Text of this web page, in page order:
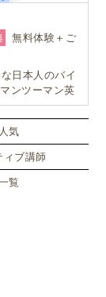
す家庭もた
ば、家族や親
びをしたり、
びりと過ご
2割が外国か
無料体験＋ご
日本人のバイ
ンツーマン英
人気
ィブ講師
覧